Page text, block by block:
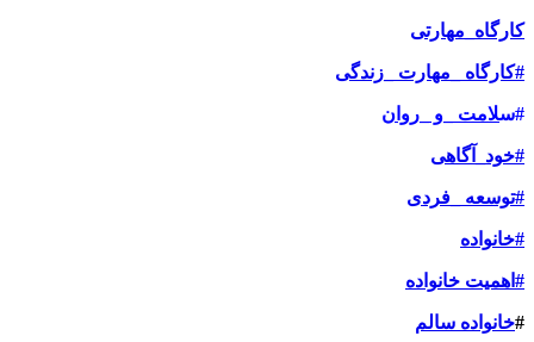
کارگاه_مهارتی
#کارگاه _مهارت _زندگی
#سلامت _و _روان
#خود_آگاهی
#توسعه _فردی
#خانواده
#اهمیت خانواده
#خانواده سالم